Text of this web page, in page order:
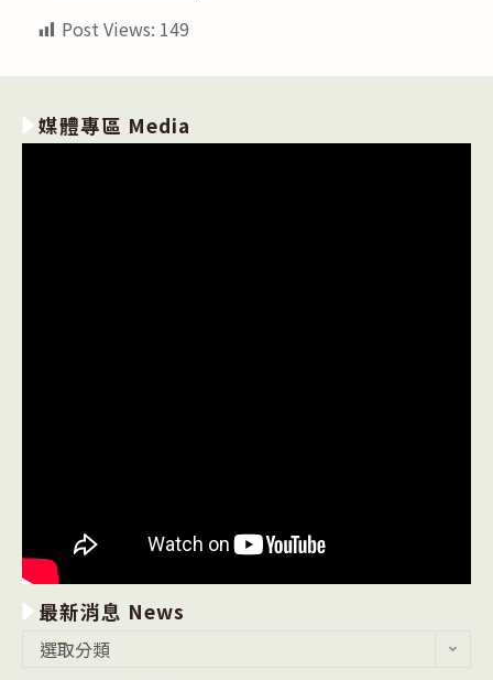
Post Views: 149
媒體專區 Media
最新消息 News
選取分類